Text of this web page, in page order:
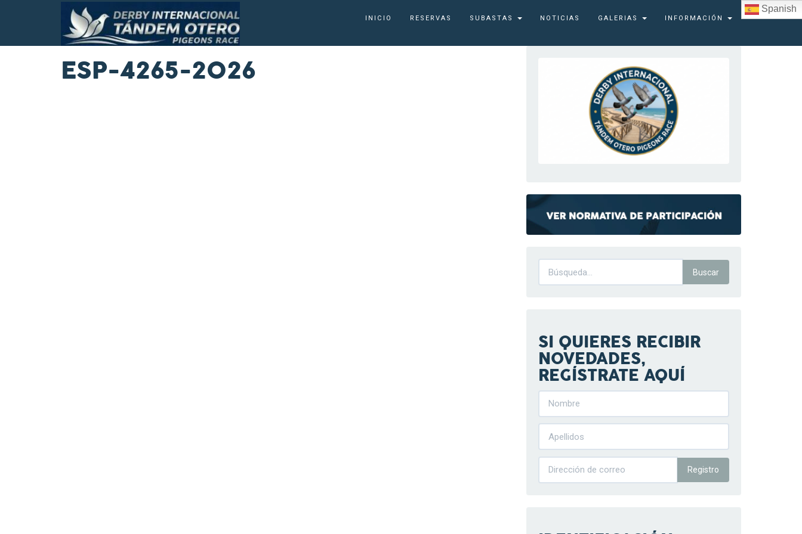
INICIO RESERVAS SUBASTAS NOTICIAS GALERIAS INFORMACIÓN
Spanish
ESP-4265-2026
SI QUIERES RECIBIR
NOVEDADES,
REGÍSTRATE AQUÍ
Registro